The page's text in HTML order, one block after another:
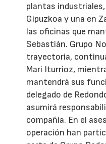
plantas
Gipuzkoa y una en
las oficinas que
Sebastián. Grupo
trayectoria,
Mari Iturrioz,
mantendrá sus
delegado de
asumirá
compañía. En el
operación han